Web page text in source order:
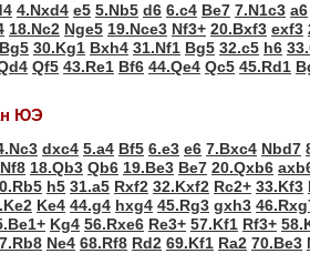
4.Nxd4 e5 5.Nb5 d6 6.c4 Be7 7.N1c3 a6
18.Nc2 Nge5 19.Nce3 Nf3+ 20.Bxf3 exf3
Bg5 30.Kg1 Bxh4 31.Nf1 Bg5 32.c5 h6
Qf5 43.Re1 Bf6 44.Qe4 Qc5 45.Rd1
ЮЭ
dxc4 5.a4 Bf5 6.e3 e6 7.Bxc4 Nbd7
Nf8 18.Qb3 Qb6 19.Be3 Be7 20.Qxb6
h5 31.a5 Rxf2 32.Kxf2 Rc2+ 33.Kf3
Ke4 44.g4 hxg4 45.Rg3 gxh3
Kg4 56.Rxe6 Re3+ 57.Kf1 Rf3+
Ne4 68.Rf8 Rd2 69.Kf1 Ra2 70.Be3